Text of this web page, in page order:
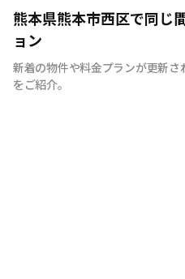
明和不動産のマンスリーマン
ただける無料インターネッ
なエリアに物件をご用意して
計画に合わせてお選びいた
ださい！
熊本県熊本市西区で同じ
ョン
新着の物件や料金プランが更新
をご紹介。